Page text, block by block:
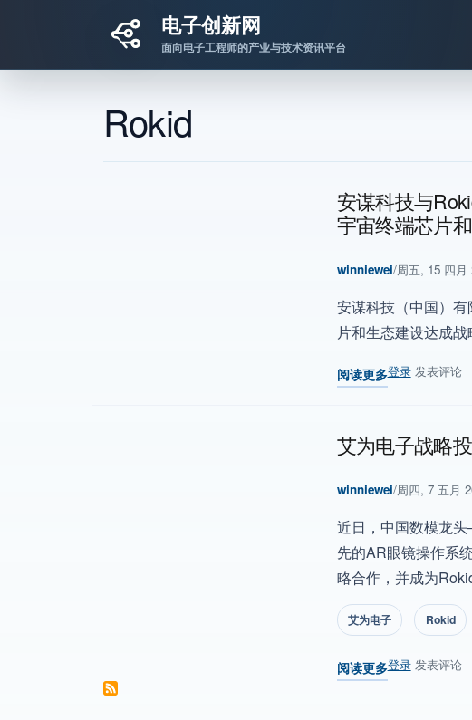
电子创新网
面向电子工程师的产业与技术资讯平台
Rokid
安谋科技与
宇宙终端芯片
winniewei/周五, 15 四月
安谋科技（中国）
片和生态建设达成战
阅读更多
关于 安谋科技与Rokid
登录发表评论
艾为电子战略
winniewei/周四, 7 五月
近日，中国数模龙
先的AR眼镜操作系
略合作，并成为
艾为电子 Rokid
阅读更多
关于 艾为电子战略投资
登录发表评论